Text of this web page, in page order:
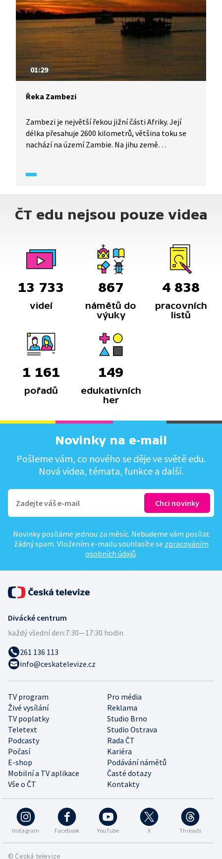
01:29
Řeka Zambezi
Zambezi je největší řekou jižní části Afriky. Její
délka přesahuje 2600 kilometrů, většina toku se
nachází na území Zambie. Na jihu země
při plavbě stále možné spatřit neporušenou
ČT edu nejsou pouze videa
13 733
videí
867
námětů do
výuky
4 838
pracovních
listů
1 161
pořadů
149
edukativních
her
Novinky na e-mail
Pošleme vám, co nového se děje ve světě edu.
Nová videa, témata, funkce a další.
Novinky posíláme jednou za měsíc. Nebudeme vám posílat
žádný spam. Vložením e-mailu souhlasíte se zpracováním
osobních údajů.